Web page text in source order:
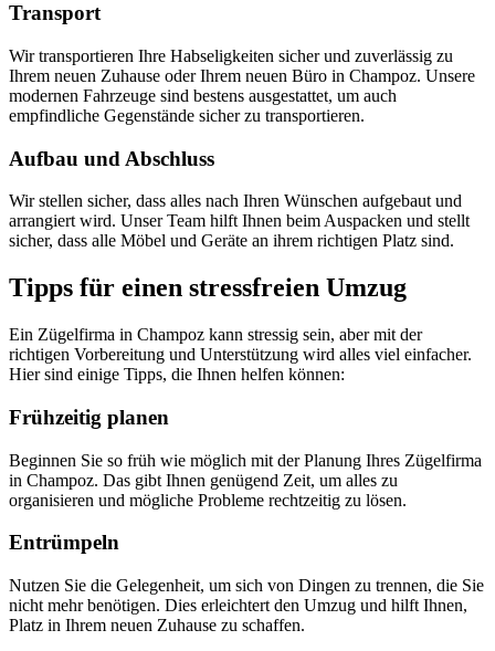
Transport
Wir transportieren Ihre Habseligkeiten sicher und zuverlässig zu
Ihrem neuen Zuhause oder Ihrem neuen Büro in Champoz. Unsere
modernen Fahrzeuge sind bestens ausgestattet, um auch
empfindliche Gegenstände sicher zu transportieren.
Aufbau und Abschluss
Wir stellen sicher, dass alles nach Ihren Wünschen aufgebaut und
arrangiert wird. Unser Team hilft Ihnen beim Auspacken und stellt
sicher, dass alle Möbel und Geräte an ihrem richtigen Platz sind.
Tipps für einen stressfreien Umzug
Ein Zügelfirma in Champoz kann stressig sein, aber mit der
richtigen Vorbereitung und Unterstützung wird alles viel einfacher.
Hier sind einige Tipps, die Ihnen helfen können:
Frühzeitig planen
Beginnen Sie so früh wie möglich mit der Planung Ihres Zügelfirma
in Champoz. Das gibt Ihnen genügend Zeit, um alles zu
organisieren und mögliche Probleme rechtzeitig zu lösen.
Entrümpeln
Nutzen Sie die Gelegenheit, um sich von Dingen zu trennen, die Sie
nicht mehr benötigen. Dies erleichtert den Umzug und hilft Ihnen,
Platz in Ihrem neuen Zuhause zu schaffen.